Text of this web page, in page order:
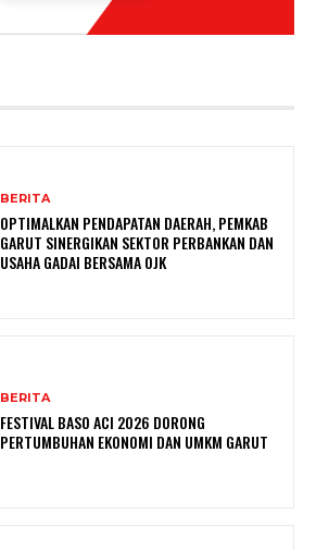
BERITA
OPTIMALKAN PENDAPATAN DAERAH, PEMKAB
GARUT SINERGIKAN SEKTOR PERBANKAN DAN
USAHA GADAI BERSAMA OJK
BERITA
FESTIVAL BASO ACI 2026 DORONG
PERTUMBUHAN EKONOMI DAN UMKM GARUT